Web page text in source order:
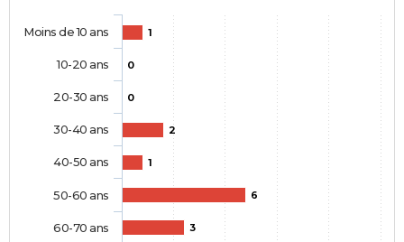
1
0
0
2
1
6
3
Moins de 10 ans
10-20 ans
20-30 ans
30-40 ans
40-50 ans
50-60 ans
60-70 ans